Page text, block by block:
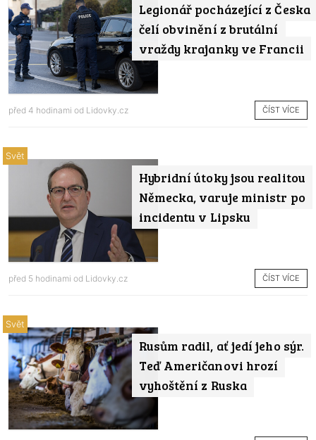
Legionář pocházející z Česka
čelí obvinění z brutální
vraždy krajanky ve Francii
před 4 hodinami od Lidovky.cz ČÍST VÍCE
Hybridní útoky jsou realitou
Německa, varuje ministr po
incidentu v Lipsku
Svět
před 5 hodinami od Lidovky.cz ČÍST VÍCE
Rusům radil, ať jedí jeho sýr.
Teď Američanovi hrozí
vyhoštění z Ruska
Svět